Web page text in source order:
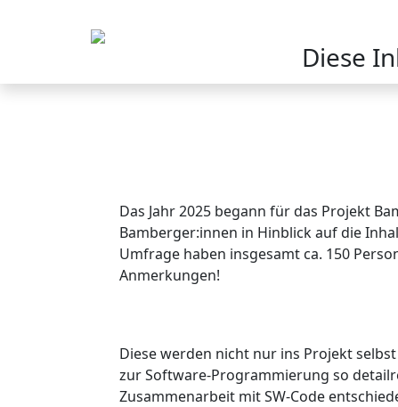
Diese
Das Jahr 2025 begann für das Projekt
Bamberger:innen in Hinblick auf die
Umfrage haben insgesamt ca. 150
Anmerkungen!
Diese werden nicht nur ins Projekt
zur Software-Programmierung so
Zusammenarbeit mit SW-Code